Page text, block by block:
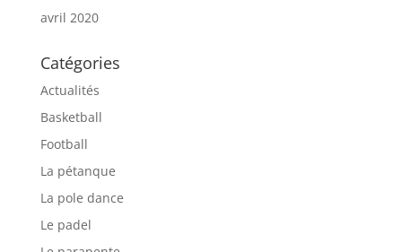
avril 2020
Catégories
Actualités
Basketball
Football
La pétanque
La pole dance
Le padel